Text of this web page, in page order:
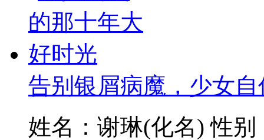
告别银屑病魔，少女
姓名：谢琳(化名) 性